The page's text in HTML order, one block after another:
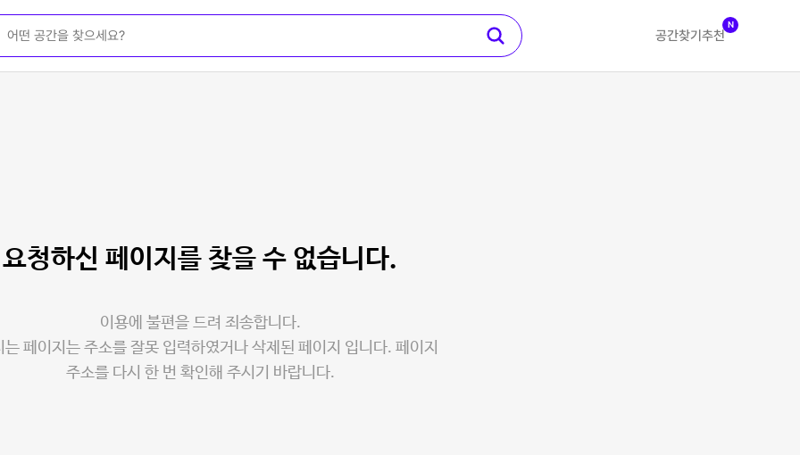
공간찾기 추천
N
요청하신 페이지를 찾을 수 없습니다.
이용에 불편을 드려 죄송합니다.
는 페이지는 주소를 잘못 입력하였거나 삭제된 페이지 입니다. 페이지
주소를 다시 한 번 확인해 주시기 바랍니다.